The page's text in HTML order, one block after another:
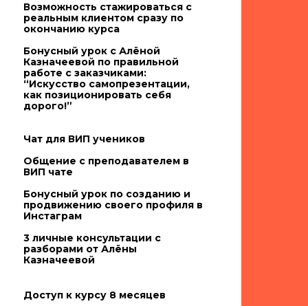
Возможность стажироваться с
реальным клиентом сразу по
окончанию курса
Бонусный урок с Алёной
Казначеевой по правильной
работе с заказчиками:
“Искусство самопрезентации,
как позиционировать себя
дорого!”
Чат для ВИП учеников
Общение с преподавателем в
ВИП чате
Бонусный урок по созданию и
продвижению своего профиля в
Инстаграм
3 личные консультации с
разборами от Алёны
Казначеевой
Доступ к курсу 8 месяцев